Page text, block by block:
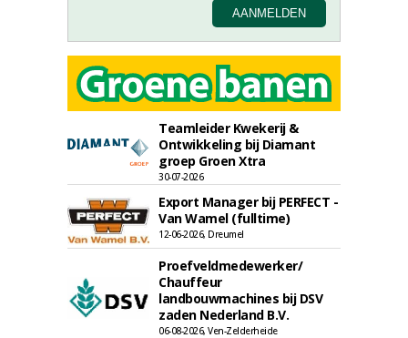
Teamleider Kwekerij &
Ontwikkeling bij Diamant
groep Groen Xtra
30-07-2026
Export Manager bij PERFECT -
Van Wamel (fulltime)
12-06-2026, Dreumel
Proefveldmedewerker/
Chauffeur
landbouwmachines bij DSV
zaden Nederland B.V.
06-08-2026, Ven-Zelderheide